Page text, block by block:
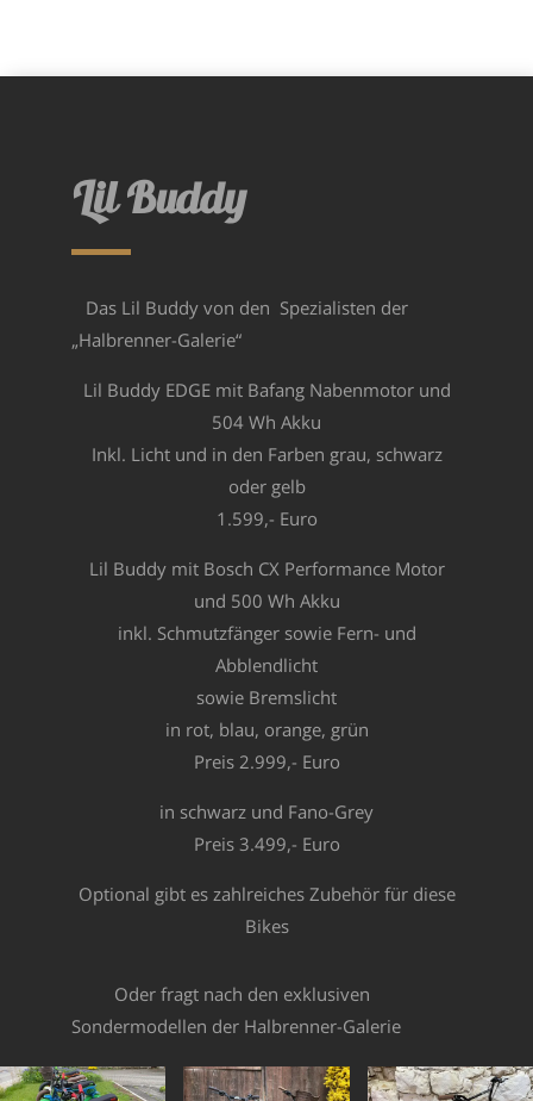
Lil Buddy
Das Lil Buddy von den Spezialisten der
„Halbrenner-Galerie“
Lil Buddy EDGE mit Bafang Nabenmotor und
504 Wh Akku
Inkl. Licht und in den Farben grau, schwarz
oder gelb
1.599,- Euro
Lil Buddy mit Bosch CX Performance Motor
und 500 Wh Akku
inkl. Schmutzfänger sowie Fern- und
Abblendlicht
sowie Bremslicht
in rot, blau, orange, grün
Preis 2.999,- Euro
in schwarz und Fano-Grey
Preis 3.499,- Euro
Optional gibt es zahlreiches Zubehör für diese
Bikes
Oder fragt nach den exklusiven
Sondermodellen der Halbrenner-Galerie